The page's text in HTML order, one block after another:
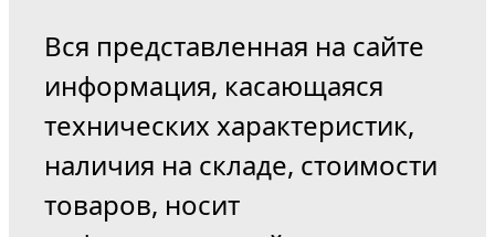
Вся представленная на сайте
информация, касающаяся
технических характеристик,
наличия на складе, стоимости
товаров, носит